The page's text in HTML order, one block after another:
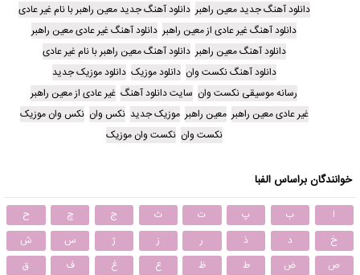
دانلود آهنگ جدید معین راهبر دانلود آهنگ جدید معین راهبر با نام غیر عادی
دانلود آهنگ غیر عادی از معین راهبر دانلود آهنگ غیر عادی معین راهبر
دانلود آهنگ معین راهبر دانلود آهنگ معین راهبر با نام غیر عادی
دانلود آهنگ نکست وان دانلود موزیک دانلود موزیک جدید
رسانه موسیقی نکست وان سایت دانلود آهنگ غیر عادی از معین راهبر
غیر عادی معین راهبر معین راهبر موزیک جدید نکس وان نکس وان موزیک
نکست وان نکست وان موزیک
خوانندگان براساس الفبا
ا ب پ ت ث ج چ
ح
خ
د ذ ر ز ژ س
ش
ص
ض ط ظ ع غ ف
ق